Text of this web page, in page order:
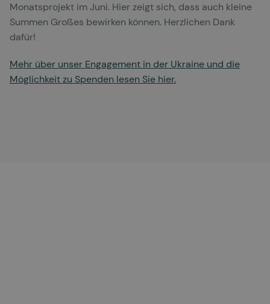
Monatsprojekt im Juni. Hier zeigt sich, dass auch kleine
Summen Großes bewirken können. Herzlichen Dank
dafür!
Mehr über unser Engagement in der Ukraine und die
Möglichkeit zu Spenden lesen Sie hier.